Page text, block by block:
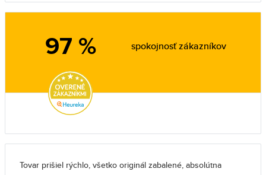
97 % spokojnosť zákazníkov
Tovar prišiel rýchlo, všetko originál zabalené, absolútna